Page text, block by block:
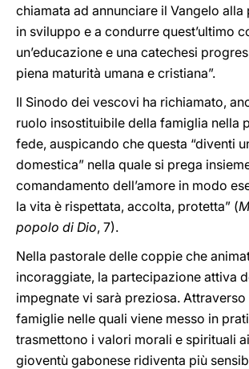
chiamata ad annunciare il Vangelo alla
in sviluppo e a condurre quest’ultimo
un’educazione e una catechesi
piena maturità umana e cristiana”.
Il Sinodo dei vescovi ha richiamato,
ruolo insostituibile della famiglia nella
fede, auspicando che questa “diventi
domestica” nella quale si prega
comandamento dell’amore in modo
la vita è rispettata, accolta, protetta” (
popolo di Dio, 7).
Nella pastorale delle coppie che
incoraggiate, la partecipazione attiva
impegnate vi sarà preziosa. Attraverso
famiglie nelle quali viene messo in
trasmettono i valori morali e spirituali
gioventù gabonese ridiventa più